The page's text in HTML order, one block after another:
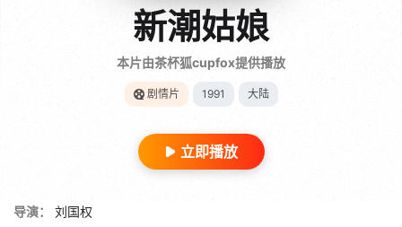
新潮姑娘
本片由茶杯狐cupfox提供播放
剧情片 1991 大陆
立即播放
导演：
刘国权